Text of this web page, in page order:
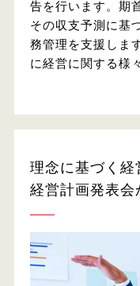
告を行います。期
その収支予測に基
務管理を支援しま
に経営に関する様
理念に基づく経
経営計画発表会